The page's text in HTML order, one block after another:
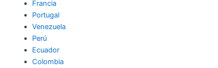
Francia
Portugal
Venezuela
Perú
Ecuador
Colombia